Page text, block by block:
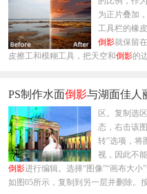
为正片叠加
工具栏的橡
倒影就保留
皮擦工和模糊工具，把天空和倒影的
PS制作水面倒影与湖面佳人
区。复制选
态，右击该
转”选项，将
视，因此不
倒影进行编辑。选择“图像”“画布大小
如图05所示，复制到另一层并删除。